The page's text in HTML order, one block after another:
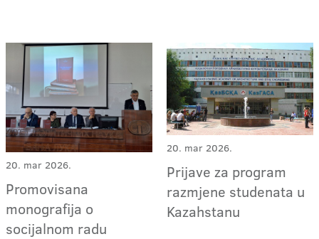
20. mar 2026.
Promovisana
monografija o
socijalnom radu
20. mar 2026.
Prijave za program
razmjene studenata u
Kazahstanu